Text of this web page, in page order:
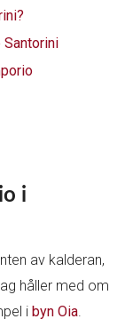
i
av kalderan,
håller med om
ibyn Oia